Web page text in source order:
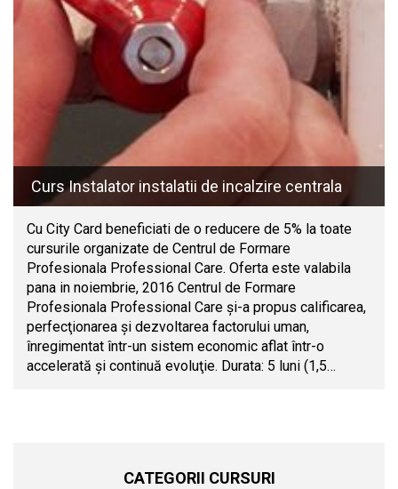
Curs Instalator instalatii de incalzire centrala
Cu City Card beneficiati de o reducere de 5% la toate
cursurile organizate de Centrul de Formare
Profesionala Professional Care. Oferta este valabila
pana in noiembrie, 2016 Centrul de Formare
Profesionala Professional Care şi-a propus calificarea,
perfecţionarea şi dezvoltarea factorului uman,
înregimentat într-un sistem economic aflat într-o
accelerată şi continuă evoluţie. Durata: 5 luni (1,5…
CATEGORII CURSURI